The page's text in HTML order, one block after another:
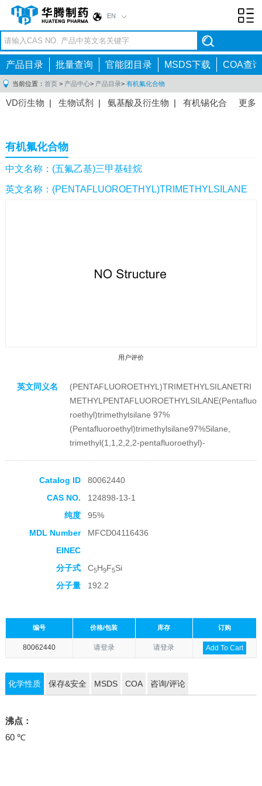
EN
产品目录 批量查询 官能团目录 MSDS下载 COA查询
当前位置： 首页 > 产品中心> 产品目录> 有机氟化合物
更多
VD衍生物 | 生物试剂 | 氨基酸及衍生物 | 有机锡化合
间体|抗高血压药物中间体
感染药物中间体|
体 |抗精神病药物中间体 |抗炎药物中间体
药中间体|其他原料药中间体|
有机氟化合物
中文名称：(五氟乙基)三甲基硅烷
英文名称：(PENTAFLUOROETHYL)TRIMETHYLSILANE
用户评价
收藏产品
英文同义名
(PENTAFLUOROETHYL)TRIMETHYLSILANETRI
METHYLPENTAFLUOROETHYLSILANE(Pentafluo
roethyl)trimethylsilane 97%
(Pentafluoroethyl)trimethylsilane97%Silane,
trimethyl(1,1,2,2,2-pentafluoroethyl)-
Catalog ID
80062440
CAS NO.
124898-13-1
纯度
95%
MDL Number
MFCD04116436
EINEC
分子式
C5H9F5Si
分子量
192.2
编号 价格/包装 库存 订购
80062440 请登录 请登录 Add To Cart
化学性质 保存&安全 MSDS COA 咨询/评论
沸点：
60 ℃